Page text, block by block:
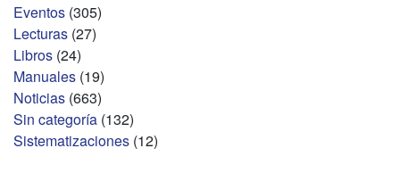
Eventos (305)
Lecturas (27)
Libros (24)
Manuales (19)
Noticias (663)
Sin categoría (132)
Sistematizaciones (12)